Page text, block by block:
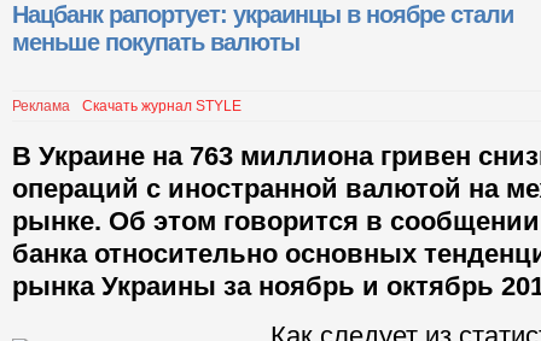
Нацбанк рапортует: украинцы в ноябре стали
меньше покупать валюты
Реклама Скачать журнал STYLE
В Украине на 763 миллиона гривен
операций с иностранной валютой на
рынке. Об этом говорится в
банка относительно основных
рынка Украины за ноябрь и октябрь